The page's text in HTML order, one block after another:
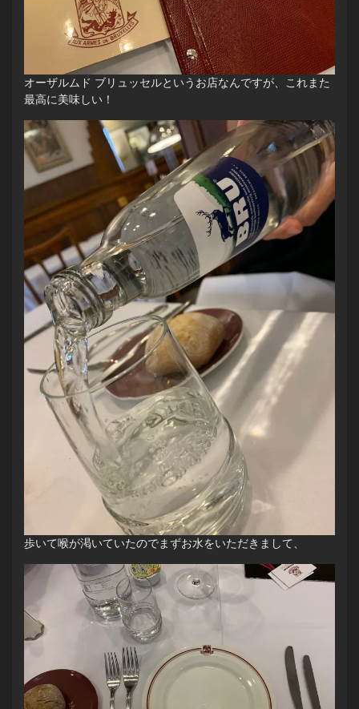
オーザルムド ブリュッセルというお店なんですが、これまた
最高に美味しい！
歩いて喉が渇いていたのでまずお水をいただきまして、